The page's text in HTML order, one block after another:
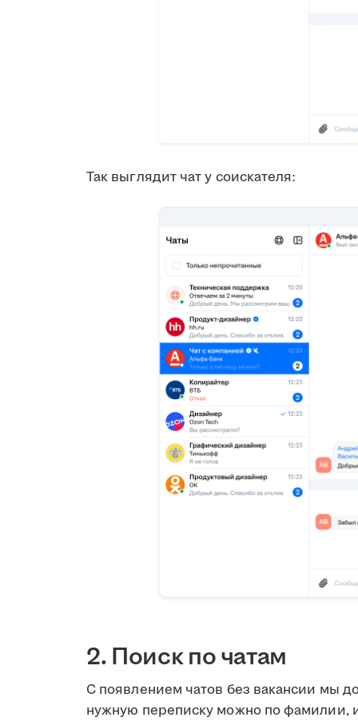
Так выглядит чат у соискателя:
2. Поиск по чатам
С появлением чатов без вакансии мы
нужную переписку можно по фамилии,